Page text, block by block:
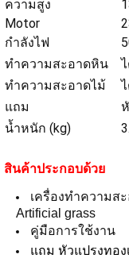
ความสูง
Motor
กำลังไฟ
ทำความสะอาดหิน
ทำความสะอาดไม้
แถม
น้ำหนัก (kg)
สินค้าประกอบด้วย
เครื่องทำความส
Artificial grass
คู่มือการใช้งาน
แถม หัวแปรงทอ